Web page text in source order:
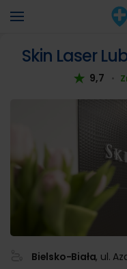
Skin Laser
9,7 •
Bielsko-Biała, ul.